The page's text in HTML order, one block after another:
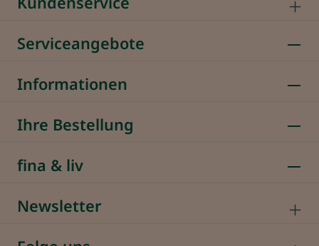
Serviceangebote
Informationen
Ihre Bestellung
fina & liv
Newsletter